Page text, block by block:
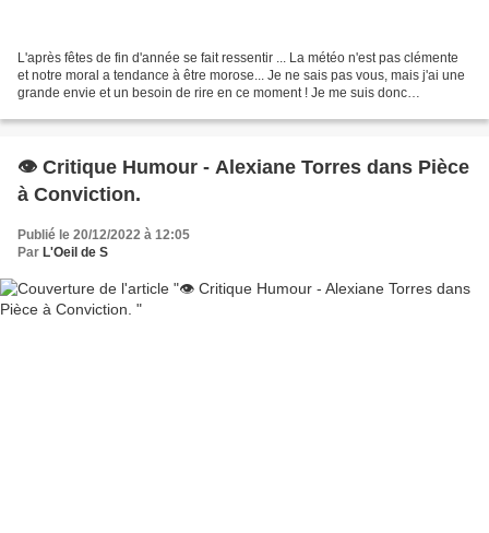
L'après fêtes de fin d'année se fait ressentir ... La météo n'est pas clémente
et notre moral a tendance à être morose... Je ne sais pas vous, mais j'ai une
grande envie et un besoin de rire en ce moment ! Je me suis donc
👁️ Critique Humour - Alexiane Torres dans Pièce
à Conviction.
Publié le 20/12/2022 à 12:05
Par L'Oeil de S